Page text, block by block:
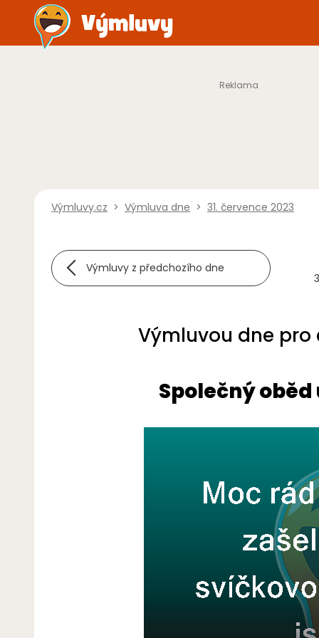
Výmluvy.cz > Výmluva dne > 31. července 2023
Výmluvy z předchozího dne
Výmluvou dne pro
Společný